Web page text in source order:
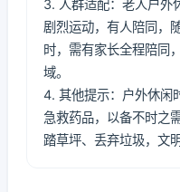
3. 人群适配：老人户外
剧烈运动，有人陪同，
时，需有家长全程陪同
域。
4. 其他提示：户外休闲
急救药品，以备不时之
踏草坪、丢弃垃圾，文明